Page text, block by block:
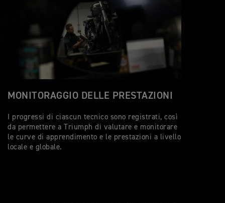
MONITORAGGIO DELLE PRESTAZIONI
I progressi di ciascun tecnico sono registrati, così
da permettere a Triumph di valutare e monitorare
le curve di apprendimento e le prestazioni a livello
locale e globale.